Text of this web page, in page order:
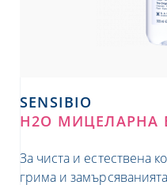
SENSIBIO
H2O МИЦЕЛАРНА
За чиста и естествена
грима и